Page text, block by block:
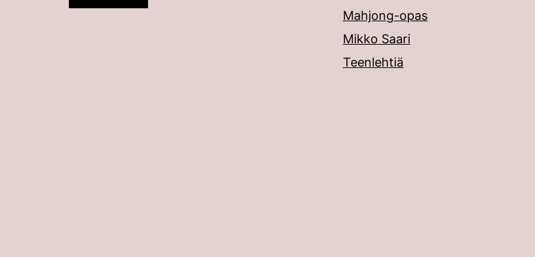
Mahjong-opas
Mikko Saari
Teenlehtiä